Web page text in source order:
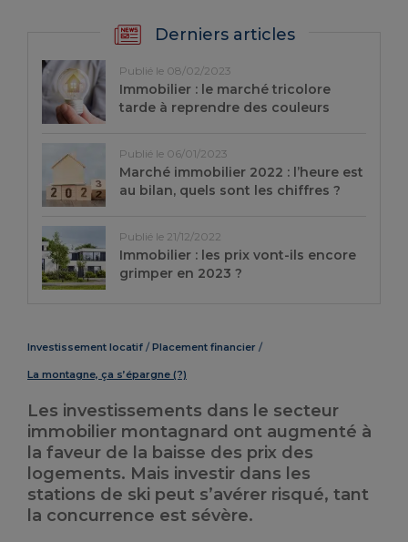
Investissement locatif Placement financier
La montagne, ça s’épargne (?)
Les investissements dans le secteur
immobilier montagnard ont augmenté à
la faveur de la baisse des prix des
logements. Mais investir dans les
stations de ski peut s’avérer risqué, tant
la concurrence est sévère.
Derniers articles
Publié le 08/02/2023
Immobilier : le marché tricolore
tarde à reprendre des couleurs
Publié le 06/01/2023
Marché immobilier 2022 : l’heure est
au bilan, quels sont les chiffres ?
Publié le 21/12/2022
Immobilier : les prix vont-ils encore
grimper en 2023 ?